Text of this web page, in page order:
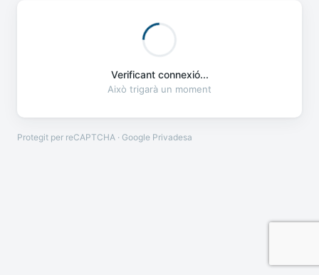
Verificant connexió...
Això trigarà un moment
Protegit per reCAPTCHA · Google Privadesa